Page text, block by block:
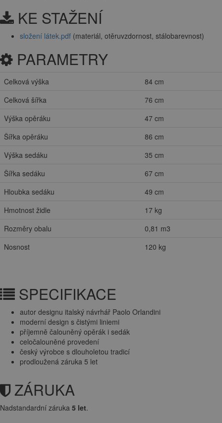
KE STAŽENÍ
složení látek.pdf (materiál, otěruvzdornost, stálobarevnost)
PARAMETRY
Celková výška
84 cm
Celková šířka
76 cm
Výška opěráku
47 cm
Šířka opěráku
86 cm
Výška sedáku
35 cm
Šířka sedáku
67 cm
Hloubka sedáku
49 cm
Hmotnost židle
17 kg
Rozměry obalu
0,81 m3
Nosnost
120 kg
SPECIFIKACE
autor designu italský návrhář Paolo Orlandini
moderní design s čistými liniemi
příjemně čalouněný opěrák i sedák
celočalouněné provedení
český výrobce s dlouholetou tradicí
prodloužená záruka 5 let
ZÁRUKA
Nadstandardní záruka 5 let.